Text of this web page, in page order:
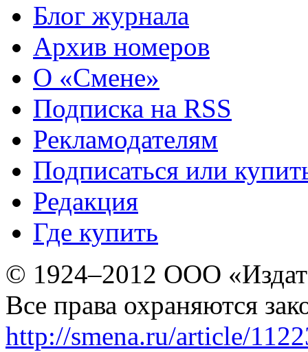
Блог журнала
Архив номеров
О «Смене»
Подписка на RSS
Рекламодателям
Подписаться или
Редакция
Где купить
© 1924–2012 ООО
Все права охраняются
http://smena.ru/article/